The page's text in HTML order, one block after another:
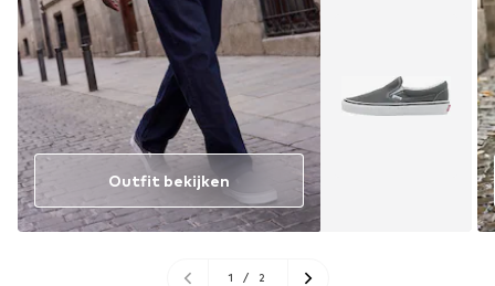
Outfit bekijken
1 / 2